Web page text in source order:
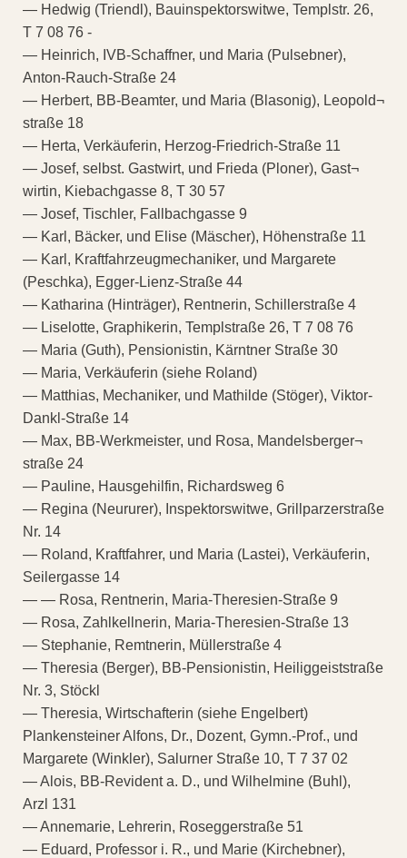
— Hedwig (Triendl), Bauinspektorswitwe, Templstr. 26,
T 7 08 76 -
— Heinrich, IVB-Schaffner, und Maria (Pulsebner),
Anton-Rauch-Straße 24
— Herbert, BB-Beamter, und Maria (Blasonig), Leopold¬
straße 18
— Herta, Verkäuferin, Herzog-Friedrich-Straße 11
— Josef, selbst. Gastwirt, und Frieda (Ploner), Gast¬
wirtin, Kiebachgasse 8, T 30 57
— Josef, Tischler, Fallbachgasse 9
— Karl, Bäcker, und Elise (Mäscher), Höhenstraße 11
— Karl, Kraftfahrzeugmechaniker, und Margarete
(Peschka), Egger-Lienz-Straße 44
— Katharina (Hinträger), Rentnerin, Schillerstraße 4
— Liselotte, Graphikerin, Templstraße 26, T 7 08 76
— Maria (Guth), Pensionistin, Kärntner Straße 30
— Maria, Verkäuferin (siehe Roland)
— Matthias, Mechaniker, und Mathilde (Stöger), Viktor-
Dankl-Straße 14
— Max, BB-Werkmeister, und Rosa, Mandelsberger¬
straße 24
— Pauline, Hausgehilfin, Richardsweg 6
— Regina (Neururer), Inspektorswitwe, Grillparzerstraße
Nr. 14
— Roland, Kraftfahrer, und Maria (Lastei), Verkäuferin,
Seilergasse 14
— — Rosa, Rentnerin, Maria-Theresien-Straße 9
— Rosa, Zahlkellnerin, Maria-Theresien-Straße 13
— Stephanie, Remtnerin, Müllerstraße 4
— Theresia (Berger), BB-Pensionistin, Heiliggeiststraße
Nr. 3, Stöckl
— Theresia, Wirtschafterin (siehe Engelbert)
Plankensteiner Alfons, Dr., Dozent, Gymn.-Prof., und
Margarete (Winkler), Salurner Straße 10, T 7 37 02
— Alois, BB-Revident a. D., und Wilhelmine (Buhl),
Arzl 131
— Annemarie, Lehrerin, Roseggerstraße 51
— Eduard, Professor i. R., und Marie (Kirchebner),